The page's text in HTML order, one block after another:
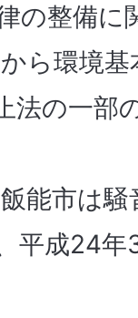
の整備に
ら環境
法の一部
能市は
平成24